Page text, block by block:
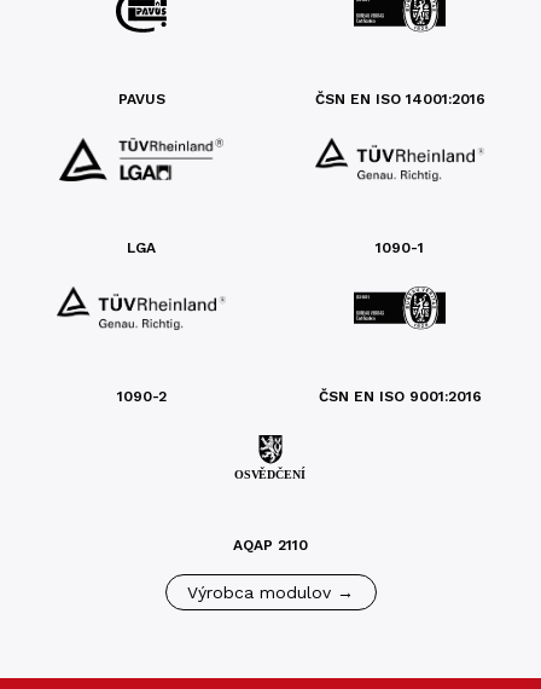
PAVUS ČSN EN ISO 14001:2016
LGA 1090-1
1090-2 ČSN EN ISO 9001:2016
AQAP 2110
Výrobca modulov →